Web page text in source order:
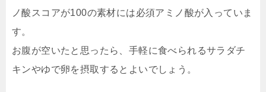
ノ酸スコアが100の素材には必須アミノ酸が入っていま
す。
お腹が空いたと思ったら、手軽に食べられるサラダチ
キンやゆで卵を摂取するとよいでしょう。